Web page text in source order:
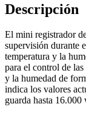
Descripción
El mini registrador
supervisión durante
temperatura y la
para el control de
y la humedad de
indica los valores
guarda hasta 16.000